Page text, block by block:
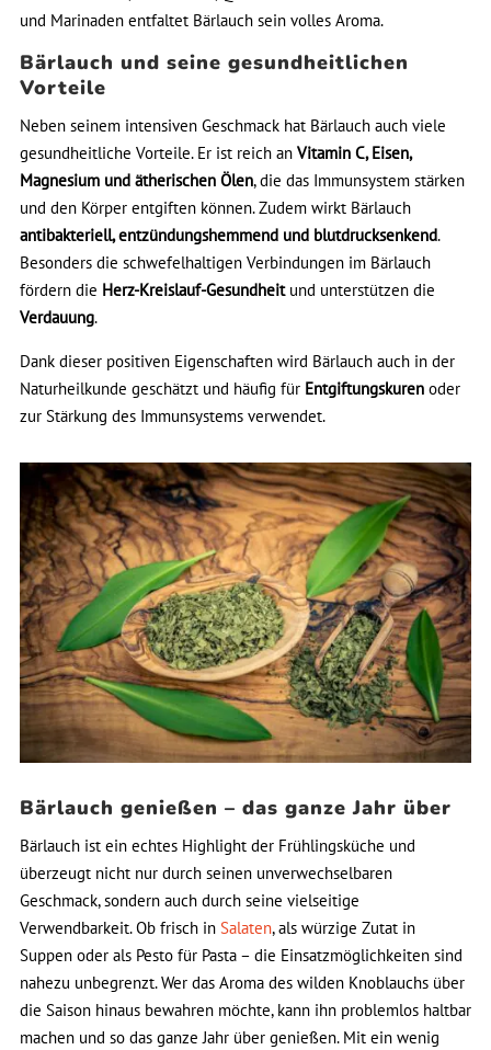
und Marinaden entfaltet Bärlauch sein volles Aroma.
Bärlauch und seine gesundheitlichen
Vorteile
Neben seinem intensiven Geschmack hat Bärlauch auch viele
gesundheitliche Vorteile. Er ist reich an Vitamin C, Eisen,
Magnesium und ätherischen Ölen, die das Immunsystem stärken
und den Körper entgiften können. Zudem wirkt Bärlauch
antibakteriell, entzündungshemmend und blutdrucksenkend.
Besonders die schwefelhaltigen Verbindungen im Bärlauch
fördern die Herz-Kreislauf-Gesundheitund unterstützen die
Verdauung.
Dank dieser positiven Eigenschaften wird Bärlauch auch in der
Naturheilkunde geschätzt und häufig für Entgiftungskurenoder
zur Stärkung des Immunsystems verwendet.
Bärlauch genießen – das ganze Jahr über
Bärlauch ist ein echtes Highlight der Frühlingsküche und
überzeugt nicht nur durch seinen unverwechselbaren
Geschmack, sondern auch durch seine vielseitige
Verwendbarkeit. Ob frisch in Salaten, als würzige Zutat in
Suppen oder als Pesto für Pasta – die Einsatzmöglichkeiten sind
nahezu unbegrenzt. Wer das Aroma des wilden Knoblauchs über
die Saison hinaus bewahren möchte, kann ihn problemlos haltbar
machen und so das ganze Jahr über genießen. Mit ein wenig